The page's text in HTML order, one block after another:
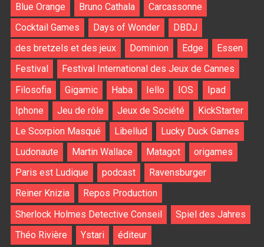
Blue Orange
Bruno Cathala
Carcassonne
Cocktail Games
Days of Wonder
DBDJ
des bretzels et des jeux
Dominion Edge
Essen
Festival
Festival International des Jeux de Cannes
Filosofia
Gigamic Haba Iello IOS
Ipad
Iphone
Jeu de rôle Jeux de Société
KickStarter
Le Scorpion Masqué
Libellud
Lucky Duck Games
Ludonaute
Martin Wallace Matagot
origames
Paris est Ludique
podcast
Ravensburger
Reiner Knizia
Repos Production
Sherlock Holmes Detective Conseil
Spiel des Jahres
Théo Rivière
Ystari éditeur